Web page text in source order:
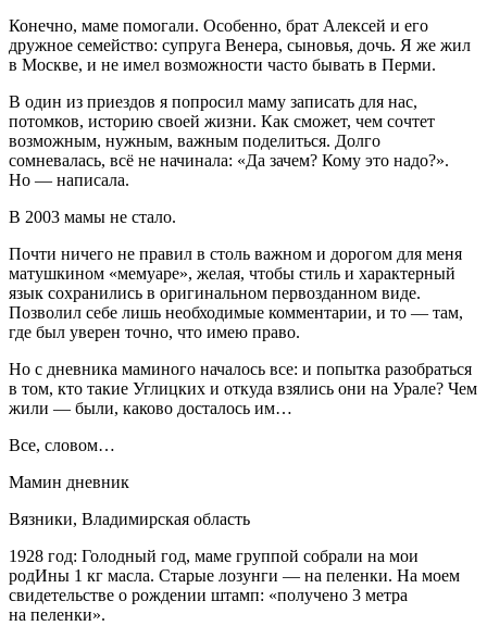
Конечно, маме помогали. Особенно, брат Алексей и его
дружное семейство: супруга Венера, сыновья, дочь. Я же жил
в Москве, и не имел возможности часто бывать в Перми.
В один из приездов я попросил маму записать для нас,
потомков, историю своей жизни. Как сможет, чем сочтет
возможным, нужным, важным поделиться. Долго
сомневалась, всё не начинала: «Да зачем? Кому это надо?».
Но — написала.
В 2003 мамы не стало.
Почти ничего не правил в столь важном и дорогом для меня
матушкином «мемуаре», желая, чтобы стиль и характерный
язык сохранились в оригинальном первозданном виде.
Позволил себе лишь необходимые комментарии, и то — там,
где был уверен точно, что имею право.
Но с дневника маминого началось все: и попытка разобраться
в том, кто такие Углицких и откуда взялись они на Урале? Чем
жили — были, каково досталось им…
Все, словом…
Мамин дневник
Вязники, Владимирская область
1928 год: Голодный год, маме группой собрали на мои
родИны 1 кг масла. Старые лозунги — на пеленки. На моем
свидетельстве о рождении штамп: «получено 3 метра
на пеленки».